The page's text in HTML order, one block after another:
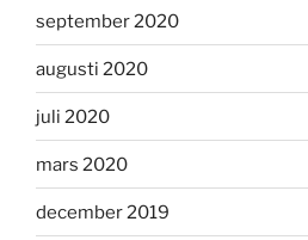
september 2020
augusti 2020
juli 2020
mars 2020
december 2019